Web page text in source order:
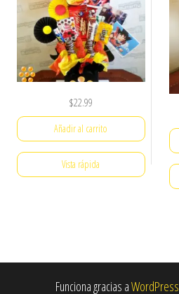
$22.99
Añadir al carrito
Vista rápida
Funciona gracias aWordPress